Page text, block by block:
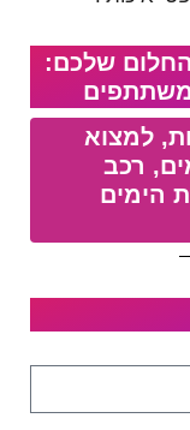
החלום שלכם:
למצוא
רכב
הימים